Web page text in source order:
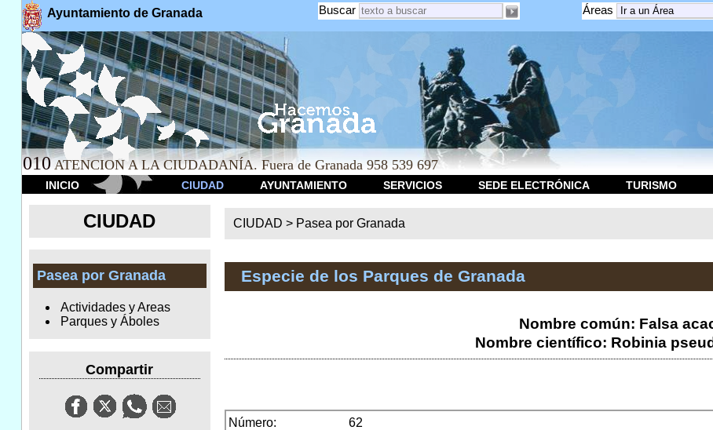
Ayuntamiento de Granada Áreas
Buscar
010 ATENCION A LA CIUDADANÍA. Fuera de Granada 958 539 697
INICIO CIUDAD AYUNTAMIENTO SERVICIOS SEDE ELECTRÓNICA TURISMO
CIUDAD
Pasea por Granada
Actividades y Areas
Parques y Áboles
Compartir
CIUDAD > Pasea por Granada
Especie de los Parques de Granada
Nombre común: Falsa
Nombre científico: Robinia
Número:
62